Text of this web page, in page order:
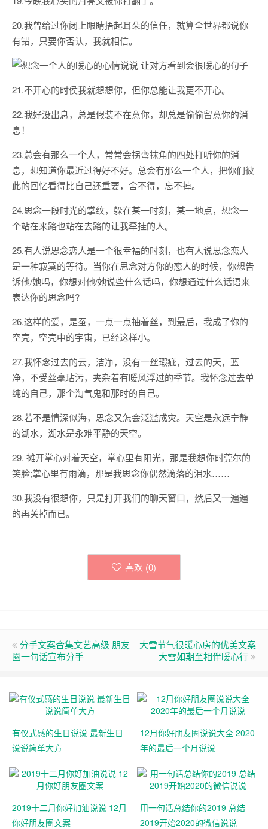
20.我曾给过你闭上眼睛捂起耳朵的信任，就算全世界都说你
有错，只要你否认，我就相信。
21.不开心的时侯我就想想你，但你总能让我更不开心。
22.我好没出息，总是假装不在意你，却总是偷偷留意你的消
息！
23.总会有那么一个人，常常会拐弯抹角的四处打听你的消
息，想知道你最近过得好不好。总会有那么一个人，把你们彼
此的回忆看得比自己还重要，舍不得，忘不掉。
24.思念一段时光的掌纹，躲在某一时刻，某一地点，想念一
个站在来路也站在去路的让我牵挂的人。
25.有人说思念恋人是一个很幸福的时刻，也有人说思念恋人
是一种寂寞的等待。当你在思念对方你的恋人的时候，你想告
诉他/她吗，你想对他/她说些什么话吗，你想通过什么话语来
表达你的思念吗?
26.这样的爱，是蚕，一点一点抽着丝，到最后，我成了你的
空壳，空壳中的宇宙，已经这样小。
27.我怀念过去的云，洁净，没有一丝瑕疵，过去的天，蓝
净，不受丝毫玷污，夹杂着有暖风浮过的季节。我怀念过去单
纯的自己，那个淘气鬼和那时的自己。
28.若不是情深似海，思念又怎会泛滥成灾。天空是永远宁静
的湖水，湖水是永难平静的天空。
29. 摊开掌心对着天空，掌心里有阳光，那是我想你时莞尔的
笑脸;掌心里有雨滴，那是我思念你偶然滴落的泪水……
30.我没有很想你，只是打开我们的聊天窗口，然后又一遍遍
的再关掉而已。
喜欢 (0)
分手文案合集文艺高级 朋友
圈一句话宣布分手
大雪节气很暖心房的优美文案
大雪如期至相伴暖心行
有仪式感的生日说说 最新生日
说说简单大方
12月你好朋友圈说说大全 2020
年的最后一个月说说
2019十二月你好加油说说 12月
你好朋友圈文案
用一句话总结你的2019 总结
2019开始2020的微信说说